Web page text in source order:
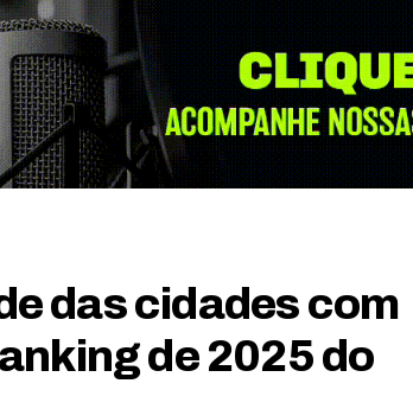
das cidades com
de 2025 do